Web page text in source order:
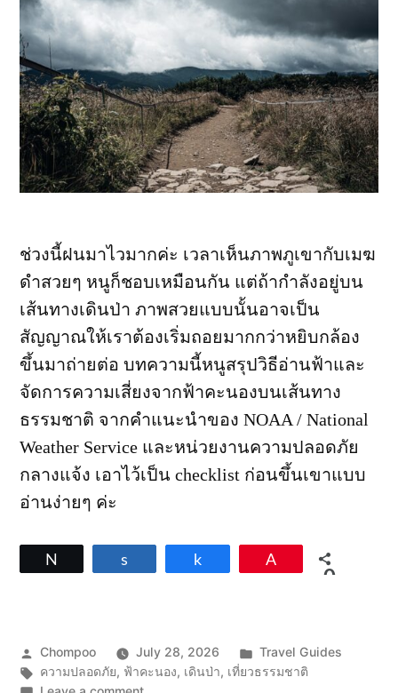
ช่วงนี้ฝนมาไวมากค่ะ เวลาเห็นภาพภูเขากับเมฆ
ดำสวยๆ หนูก็ชอบเหมือนกัน แต่ถ้ากำลังอยู่บน
เส้นทางเดินป่า ภาพสวยแบบนั้นอาจเป็น
สัญญาณให้เราต้องเริ่มถอยมากกว่าหยิบกล้อง
ขึ้นมาถ่ายต่อ บทความนี้หนูสรุปวิธีอ่านฟ้าและ
จัดการความเสี่ยงจากฟ้าคะนองบนเส้นทาง
ธรรมชาติ จากคำแนะนำของ NOAA / National
Weather Service และหน่วยงานความปลอดภัย
กลางแจ้ง เอาไว้เป็น checklist ก่อนขึ้นเขาแบบ
อ่านง่ายๆ ค่ะ
0
Posted
by
Chompoo July 28, 2026
Posted
in
Travel Guides
Tags:
ความปลอดภัย, ฟ้าคะนอง, เดินป่า, เที่ยวธรรมชาติ